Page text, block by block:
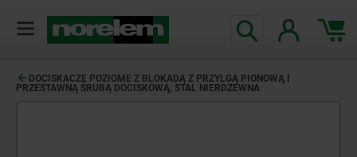
DOCISKACZE POZIOME Z BLOKADĄ Z PRZYLGĄ PIONOWĄ I
PRZESTAWNĄ ŚRUBĄ DOCISKOWĄ, STAL NIERDZEWNA